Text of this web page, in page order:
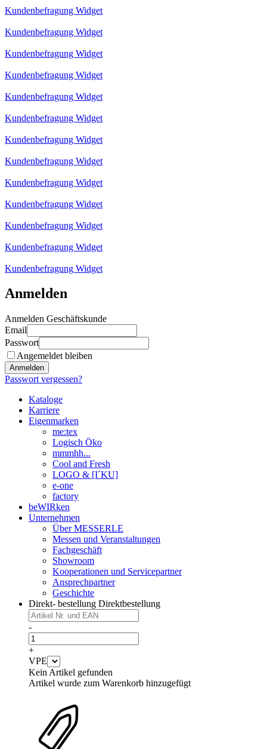
Kundenbefragung Widget
Kundenbefragung Widget
Kundenbefragung Widget
Kundenbefragung Widget
Kundenbefragung Widget
Kundenbefragung Widget
Kundenbefragung Widget
Kundenbefragung Widget
Kundenbefragung Widget
Kundenbefragung Widget
Kundenbefragung Widget
Kundenbefragung Widget
Kundenbefragung Widget
Anmelden
Anmelden Geschäftskunde
Email
Passwort
Angemeldet bleiben
Anmelden
Passwort vergessen?
Kataloge
Karriere
Eigenmarken
me:tex
Logisch Öko
mmmhh...
Cool and Fresh
LOGO & [I´KU]
e-one
factory
beWIRken
Unternehmen
Über MESSERLE
Messen und Veranstaltungen
Fachgeschäft
Showroom
Kooperationen und Servicepartner
Ansprechpartner
Geschichte
Direkt- bestellung Direktbestellung
-
+
VPE
Kein Artikel gefunden
Artikel wurde zum Warenkorb hinzugefügt